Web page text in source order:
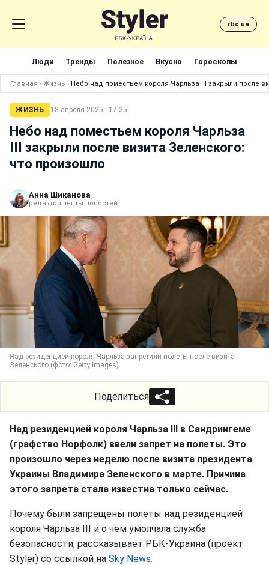
rbc.ua
Люди Тренды Полезное Вкусно Гороскопы
Главная › Жизнь › Небо над поместьем короля Чарльза III закрыли после
ЖИЗНЬ 18 апреля 2025 · 17:35
Небо над поместьем короля Чарльза
III закрыли после визита Зеленского:
что произошло
Анна Шиканова
редактор ленты новостей
Над резиденцией короля Чарльза запретили полеты после визита
Зеленского (фото: Getty Images)
Поделиться
Над резиденцией короля Чарльза III в Сандрингеме
(графство Норфолк) ввели запрет на полеты. Это
произошло через неделю после визита президента
Украины Владимира Зеленского в марте. Причина
этого запрета стала известна только сейчас.
Почему были запрещены полеты над резиденцией
короля Чарльза III и о чем умолчала служба
безопасности, рассказывает РБК-Украина (проект
Styler) со ссылкой на Sky News.